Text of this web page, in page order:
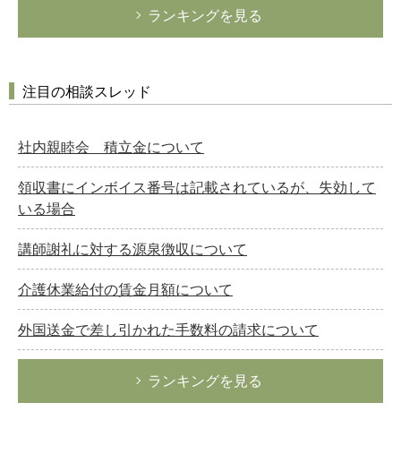
ランキングを見る
注目の相談スレッド
社内親睦会 積立金について
領収書にインボイス番号は記載されているが、失効して
いる場合
講師謝礼に対する源泉徴収について
介護休業給付の賃金月額について
外国送金で差し引かれた手数料の請求について
ランキングを見る